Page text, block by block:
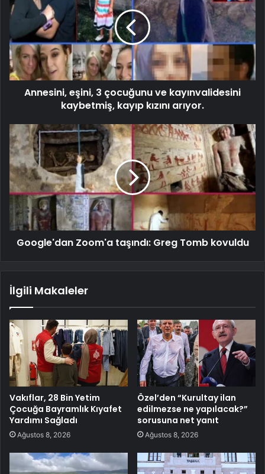
Annesini, eşini, 3 çocuğunu ve kayınvalidesini
kaybetmiş, kayıp kızını arıyor.
Google'dan Zoom'a taşındı: Greg Tomb kovuldu
İlgili Makaleler
Vakıflar, 28 Bin Yetim
Çocuğa Bayramlık Kıyafet
Yardımı Sağladı
Ağustos 8, 2026
Özel’den “Kurultay ilan
edilmezse ne yapılacak?”
sorusuna net yanıt
Ağustos 8, 2026